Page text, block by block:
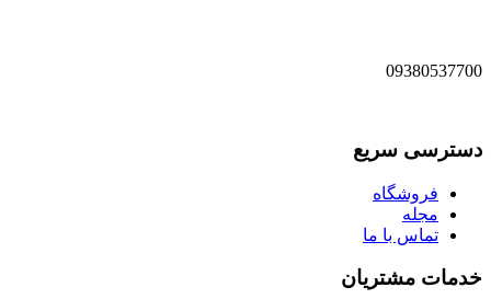
09380537700
دسترسی سریع
فروشگاه
مجله
تماس با ما
خدمات مشتریان